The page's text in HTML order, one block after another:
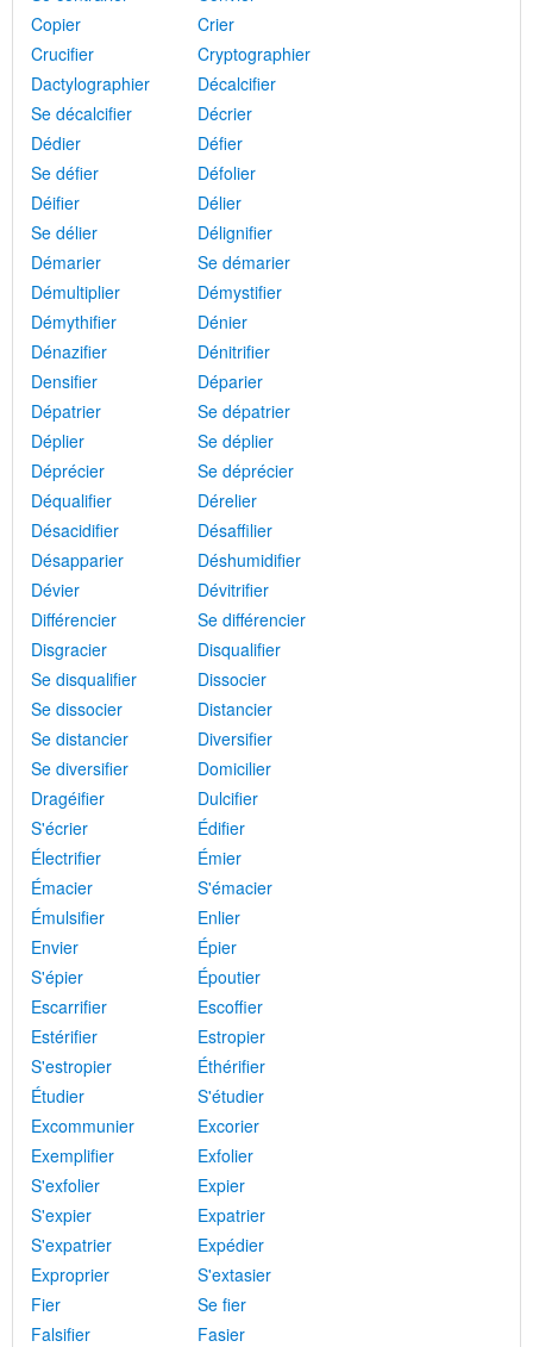
Copier
Crier
Crucifier
Cryptographier
Dactylographier
Décalcifier
Se décalcifier
Décrier
Dédier
Défier
Se défier
Défolier
Déifier
Délier
Se délier
Délignifier
Démarier
Se démarier
Démultiplier
Démystifier
Démythifier
Dénier
Dénazifier
Dénitrifier
Densifier
Déparier
Dépatrier
Se dépatrier
Déplier
Se déplier
Déprécier
Se déprécier
Déqualifier
Dérelier
Désacidifier
Désaffilier
Désapparier
Déshumidifier
Dévier
Dévitrifier
Différencier
Se différencier
Disgracier
Disqualifier
Se disqualifier
Dissocier
Se dissocier
Distancier
Se distancier
Diversifier
Se diversifier
Domicilier
Dragéifier
Dulcifier
S'écrier
Édifier
Électrifier
Émier
Émacier
S'émacier
Émulsifier
Enlier
Envier
Épier
S'épier
Époutier
Escarrifier
Escoffier
Estérifier
Estropier
S'estropier
Éthérifier
Étudier
S'étudier
Excommunier
Excorier
Exemplifier
Exfolier
S'exfolier
Expier
S'expier
Expatrier
S'expatrier
Expédier
Exproprier
S'extasier
Fier
Se fier
Falsifier
Fasier